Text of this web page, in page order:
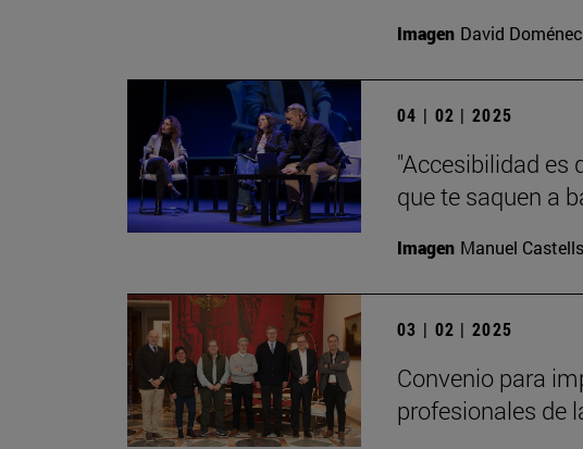
Imagen David
04 | 02 | 2025
"Accesibilidad es
que te saquen a
Imagen Manuel Castells
03 | 02 | 2025
Convenio para
profesionales de